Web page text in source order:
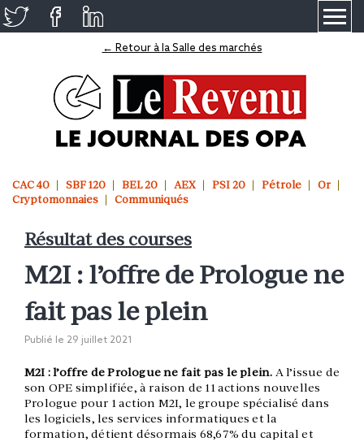
← Retour à la Salle des marchés
CAC 40 SBF 120 BEL 20 AEX PSI 20 Pétrole
Or
Cryptomonnaies
Communiqués
Résultat des courses
M2I : l’offre de Prologue ne
fait pas le plein
Publié le 29 juillet 2021
M2I : l’offre de Prologue ne fait pas le plein. A l’issue de
son OPE simplifiée, à raison de 11 actions nouvelles
Prologue pour 1 action M2I, le groupe spécialisé dans
les logiciels, les services informatiques et la
formation, détient désormais 68,67% du capital et